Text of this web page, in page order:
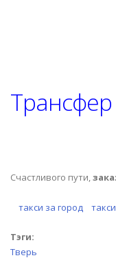
Счастливого пути,
такси за город
Тэги:
Тверь